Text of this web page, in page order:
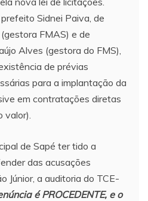
Sidnei Paiva, de
FMAS) e de
Alves (gestora do FMS),
de prévias
para a implantação da
em contratações diretas
valor).
de Sapé ter tido a
das acusações
Júnior, a auditoria do TCE-
é PROCEDENTE, e o